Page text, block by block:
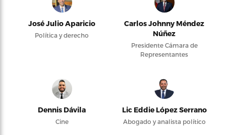
José Julio Aparicio
Política y derecho
Carlos Johnny Méndez
Núñez
Presidente Cámara de
Representantes
Dennis Dávila
Cine
Lic Eddie López Serrano
Abogado y analista político